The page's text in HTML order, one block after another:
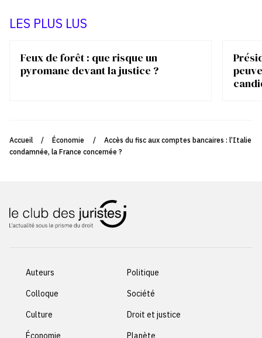
LES PLUS LUS
Feux de forêt : que risque un
pyromane devant la justice ?
Accueil / Économie /
Accès du fisc aux comptes bancaires : l’Italie
condamnée, la France concernée ?
Auteurs
Colloque
Culture
Économie
Politique
Société
Droit et justice
Planète